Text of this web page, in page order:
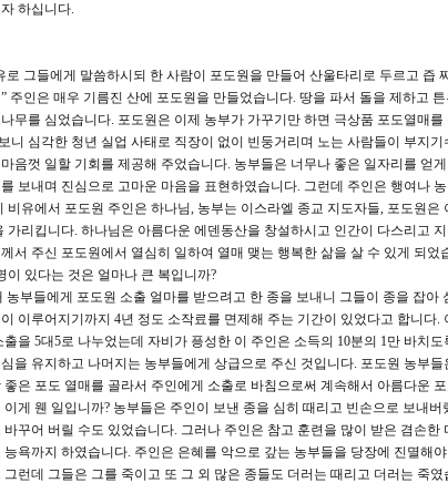
하십니다.
로 그들에게 말씀하시되 한 사람이 포도원을 만들어 산울타리로 두르고 즙
주인은 매우 기름진 산에 포도원을 만들었습니다. 땅을 파서 돌을 제하고
무를 심었습니다. 포도원은 이제 농부가 가꾸기만 하면 극상품 포도열매를
니 심각한 청년 실업 사태로 직장이 없이 빈둥거리며 노는 사람들이 부지
음껏 일할 기회를 제공해 주었습니다. 농부들은 너무나 좋은 일자리를 얻
보내며 진심으로 고마운 마음을 표현하였습니다. 그런데 주인은 행여나
비유에서 포도원 주인은 하나님, 농부는 이스라엘 종교 지도자들, 포도원은
가리킵니다. 하나님은 아름다운 에덴동산을 창설하시고 인간이 다스리고
서 주신 포도원에서 열심히 일하여 열매 맺는 행복한 삶을 살 수 있게 되었
이 있다는 것은 얼마나 큰 복입니까?
농부들에게 포도원 소출 얼마를 받으려고 한 종을 보내니 그들이 종을 잡아
이루어지기까지 4년 정도 소작료를 면제해 주는 기간이 있었다고 합니다.
을 5대5로 나누었는데 자비가 픙성한 이 주인은 소득의 10분의 1만 바치
을 유지하고 나머지는 농부들에게 상급으로 주신 것입니다. 포도원 농부
은 포도 열매를 골라서 주인에게 소출로 바침으로써 계속해서 아름다운
게 웬 일입니까? 농부들은 주인이 보낸 종을 심히 때리고 빈손으로 보내
꾸어 버릴 수도 있었습니다. 그러나 주인은 참고 훈련을 많이 받은 겸손한
욕까지 하였습니다. 주인은 은혜를 악으로 갚는 농부들을 당장에 진멸해
런데 그들은 그를 죽이고 또 그 외 많은 종들도 더러는 때리고 더러는 죽였